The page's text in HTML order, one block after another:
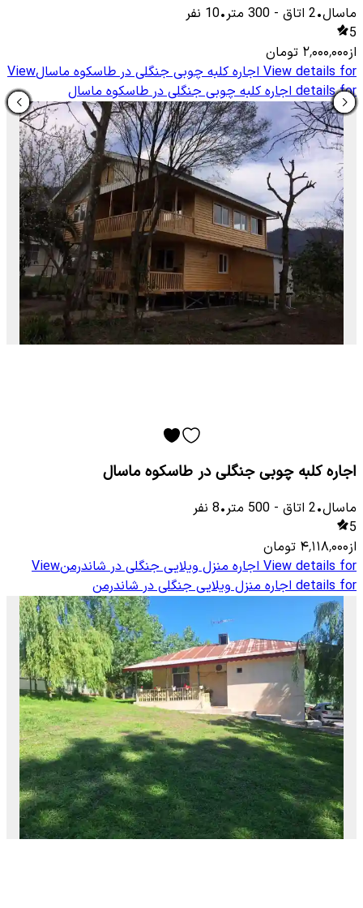
ماسال•
2 اتاق -
300 متر•
10 نفر
5
از۲٬۰۰۰٬۰۰۰ تومان
View details for اجاره کلبه چوبی جنگلی در طاسکوه ماسالView
details for اجاره کلبه چوبی جنگلی در طاسکوه ماسال
اجاره کلبه چوبی جنگلی در طاسکوه ماسال
ماسال•
2 اتاق -
500 متر•
8 نفر
5
از۴٬۱۱۸٬۰۰۰ تومان
View details for اجاره منزل ویلایی جنگلی در شاندرمنView
details for اجاره منزل ویلایی جنگلی در شاندرمن